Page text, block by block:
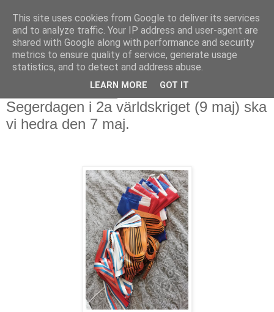
Segerdagen i 2a världskriget (9 maj) ska
vi hedra den 7 maj.
This site uses cookies from Google to deliver its services
and to analyze traffic. Your IP address and user-agent are
shared with Google along with performance and security
metrics to ensure quality of service, generate usage
statistics, and to detect and address abuse.
LEARN MORE GOT IT